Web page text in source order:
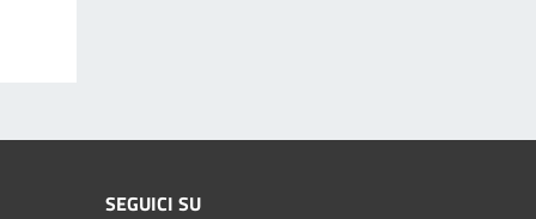
SEGUICI SU